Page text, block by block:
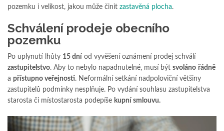
pozemku i velikost, jakou může činit zastavěná plocha.
Schválení prodeje obecního
pozemku
Po uplynutí lhůty 15 dní od vyvěšení oznámení prodej schválí
zastupitelstvo. Aby to nebylo napadnutelné, musí být svoláno řádně
a přístupno veřejnosti. Neformální setkání nadpoloviční většiny
zastupitelů podmínky nesplňuje. Po vydání souhlasu zastupitelstva
starosta či místostarosta podepíše kupní smlouvu.